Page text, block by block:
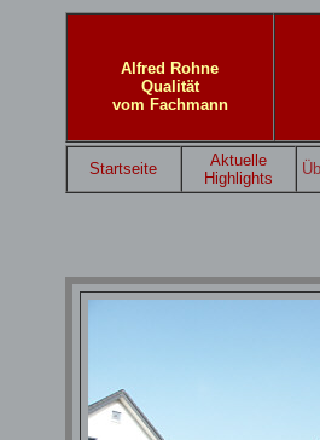
Alfred Rohne
Qualität
vom Fachmann
Startseite
Aktuelle
Highlights